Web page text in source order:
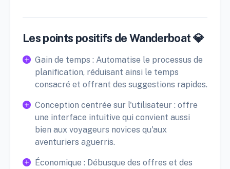
Les points positifs de Wanderboat 💎
Gain de temps : Automatise le processus de
planification, réduisant ainsi le temps
consacré et offrant des suggestions rapides.
Conception centrée sur l'utilisateur : offre
une interface intuitive qui convient aussi
bien aux voyageurs novices qu'aux
aventuriers aguerris.
Économique : Débusque des offres et des